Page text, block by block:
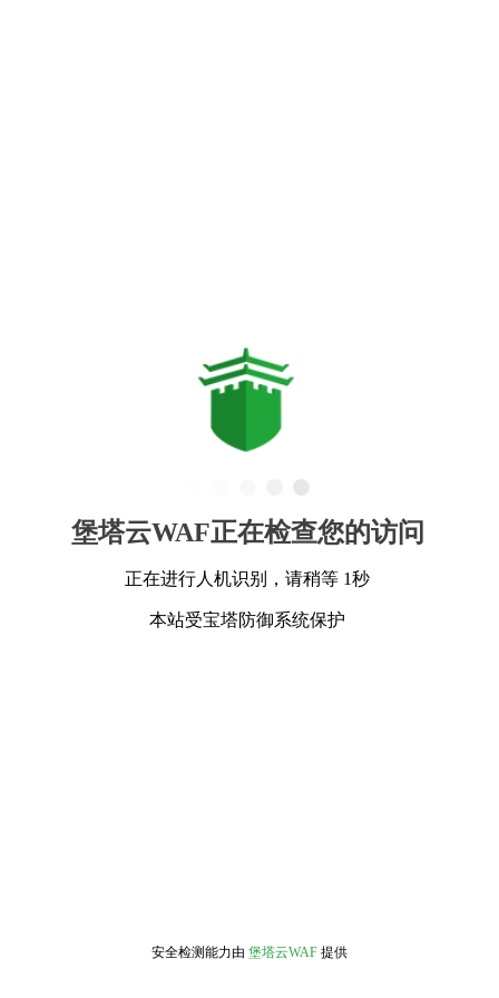
堡塔云WAF正在检查您的访问
正在进行人机识别，请稍等 1秒
本站受宝塔防御系统保护
安全检测能力由 堡塔云WAF 提供